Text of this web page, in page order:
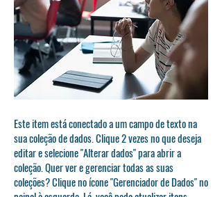
Este item está conectado a um campo de texto na
sua coleção de dados. Clique 2 vezes no que deseja
editar e selecione "Alterar dados" para abrir a
coleção. Quer ver e gerenciar todas as suas
coleções? Clique no ícone "Gerenciador de Dados" no